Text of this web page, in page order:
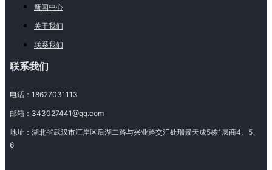
新闻中心
关于我们
联系我们
联系我们
电话： 18627031113
邮箱： 343027441@qq.com
地址： 湖北省武汉市江岸区后湖二路与兴业路交汇处瑞景天成5栋1层商4、5、
6